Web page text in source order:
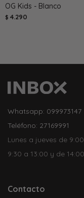
OG Kids - Blanco
$ 4.290
Whatsapp: 099973147
Teléfono: 27169991
Lunes a jueves de
9:30 a 13:00 y de
Contacto